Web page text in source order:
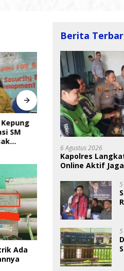
SM
Indri Nugraheni:
Sayang Anak Harus
Perlindungan Anak
Ada
Berita
6 Agustus 2026
Kapolres
Online Aktif Jaga